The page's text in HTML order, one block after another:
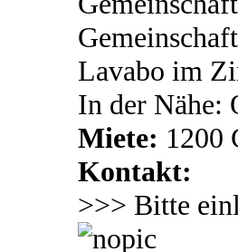
Lavabo im
In der Nähe:
Miete: 1200
Kontakt:
>>> Bitte